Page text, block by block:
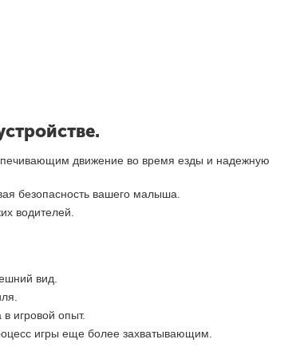
движение во время езды и надежную
безопасность вашего малыша.
водителей.
вид.
игровой опыт.
игры еще более захватывающим.